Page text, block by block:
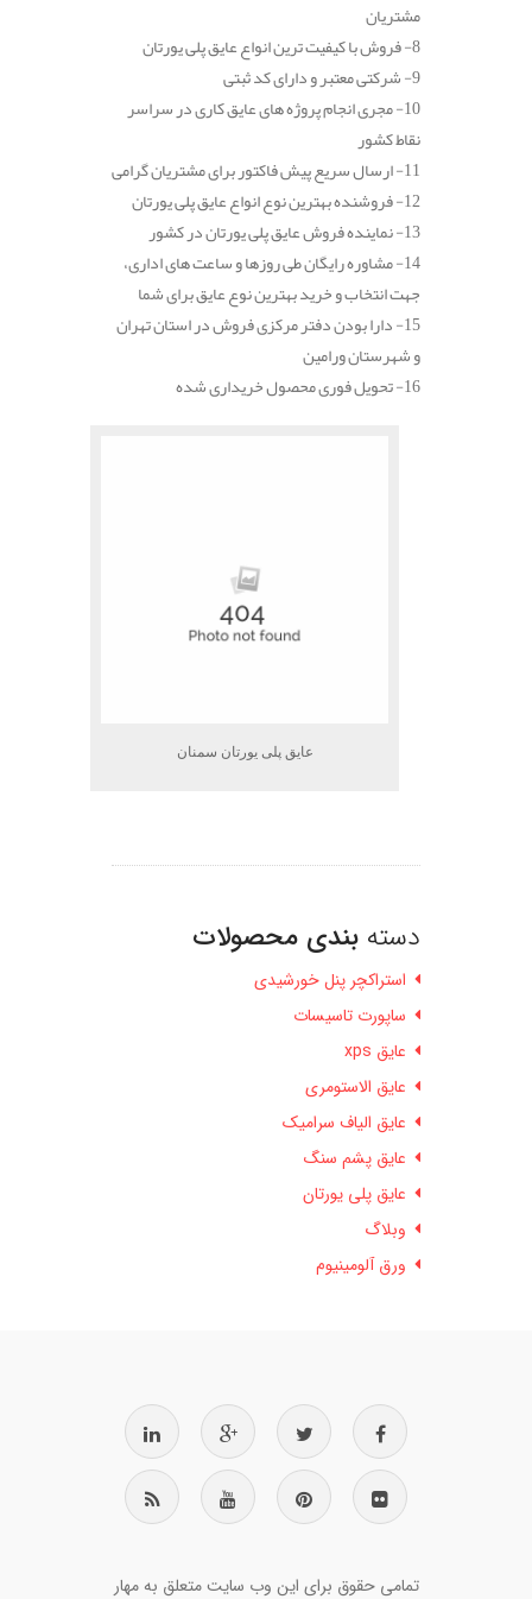
مشتریان
8- فروش با کیفیت ترین انواع عایق پلی یورتان
9- شرکتی معتبر و دارای کد ثبتی
10- مجری انجام پروژه های عایق کاری در سراسر
نقاط کشور
11- ارسال سریع پیش فاکتور برای مشتریان گرامی
12- فروشنده بهترین نوع انواع عایق پلی یورتان
13- نماینده فروش عایق پلی یورتان در کشور
14- مشاوره رایگان طی روزها و ساعت های اداری،
جهت انتخاب و خرید بهترین نوع عایق برای شما
15- دارا بودن دفتر مرکزی فروش در استان تهران
و شهرستان ورامین
16- تحویل فوری محصول خریداری شده
عایق پلی یورتان سمنان
دسته بندی محصولات
استراکچر پنل خورشیدی
ساپورت تاسیسات
عایق xps
عایق الاستومری
عایق الیاف سرامیک
عایق پشم سنگ
عایق پلی یورتان
وبلاگ
ورق آلومینیوم
تمامی حقوق برای این وب سایت متعلق به مهار